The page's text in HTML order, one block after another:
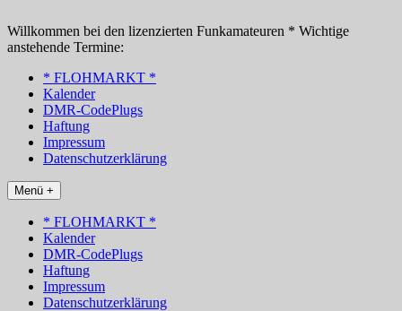
Inhalt
springen
Willkommen bei den lizenzierten Funkamateuren * Wichtige
anstehende Termine:
* FLOHMARKT *
Kalender
DMR-CodePlugs
Haftung
Impressum
Datenschutzerklärung
Menü +
* FLOHMARKT *
Kalender
DMR-CodePlugs
Haftung
Impressum
Datenschutzerklärung